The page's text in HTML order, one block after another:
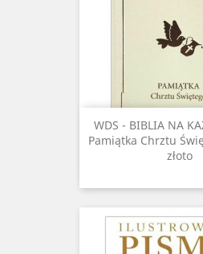
WDS - BIBLIA NA
Pamiątka Chrztu
złoto